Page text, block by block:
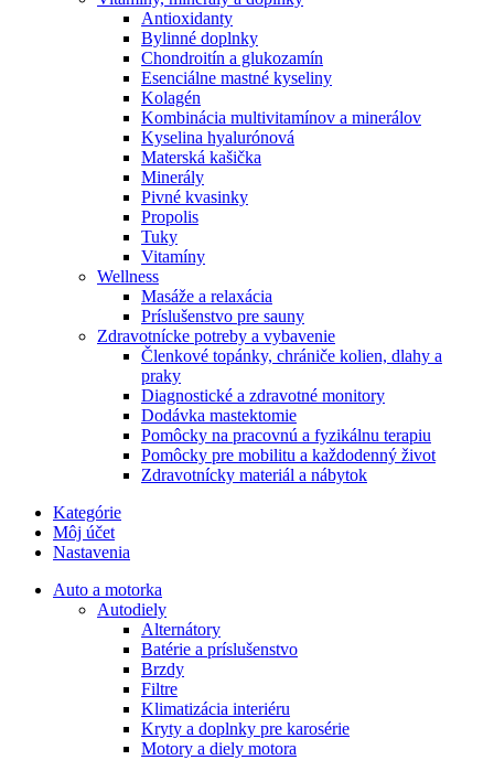
Antioxidanty
Bylinné doplnky
Chondroitín a glukozamín
Esenciálne mastné kyseliny
Kolagén
Kombinácia multivitamínov a minerálov
Kyselina hyalurónová
Materská kašička
Minerály
Pivné kvasinky
Propolis
Tuky
Vitamíny
Wellness
Masáže a relaxácia
Príslušenstvo pre sauny
Zdravotnícke potreby a vybavenie
Členkové topánky, chrániče kolien, dlahy a
praky
Diagnostické a zdravotné monitory
Dodávka mastektomie
Pomôcky na pracovnú a fyzikálnu terapiu
Pomôcky pre mobilitu a každodenný život
Zdravotnícky materiál a nábytok
Kategórie
Môj účet
Nastavenia
Auto a motorka
Autodiely
Alternátory
Batérie a príslušenstvo
Brzdy
Filtre
Klimatizácia interiéru
Kryty a doplnky pre karosérie
Motory a diely motora